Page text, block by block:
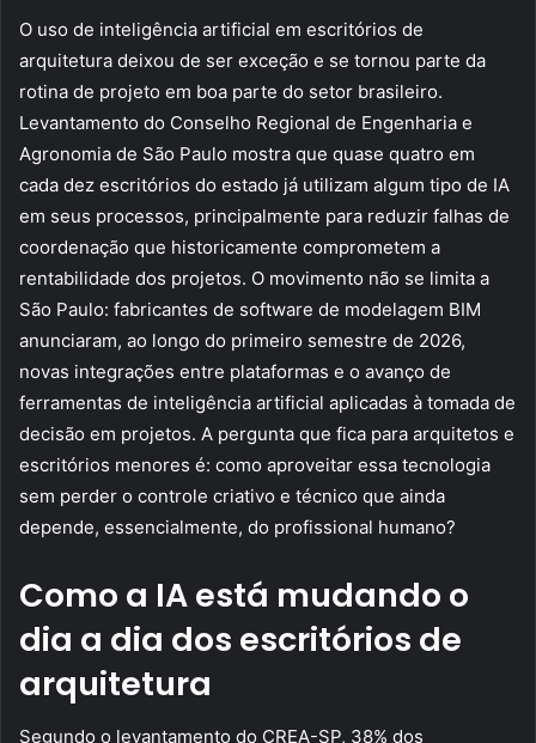
O uso de inteligência artificial em escritórios de
arquitetura deixou de ser exceção e se tornou parte da
rotina de projeto em boa parte do setor brasileiro.
Levantamento do Conselho Regional de Engenharia e
Agronomia de São Paulo mostra que quase quatro em
cada dez escritórios do estado já utilizam algum tipo de IA
em seus processos, principalmente para reduzir falhas de
coordenação que historicamente comprometem a
rentabilidade dos projetos. O movimento não se limita a
São Paulo: fabricantes de software de modelagem BIM
anunciaram, ao longo do primeiro semestre de 2026,
novas integrações entre plataformas e o avanço de
ferramentas de inteligência artificial aplicadas à tomada de
decisão em projetos. A pergunta que fica para arquitetos e
escritórios menores é: como aproveitar essa tecnologia
sem perder o controle criativo e técnico que ainda
depende, essencialmente, do profissional humano?
Como a IA está mudando o
dia a dia dos escritórios de
arquitetura
Segundo o levantamento do CREA-SP, 38% dos